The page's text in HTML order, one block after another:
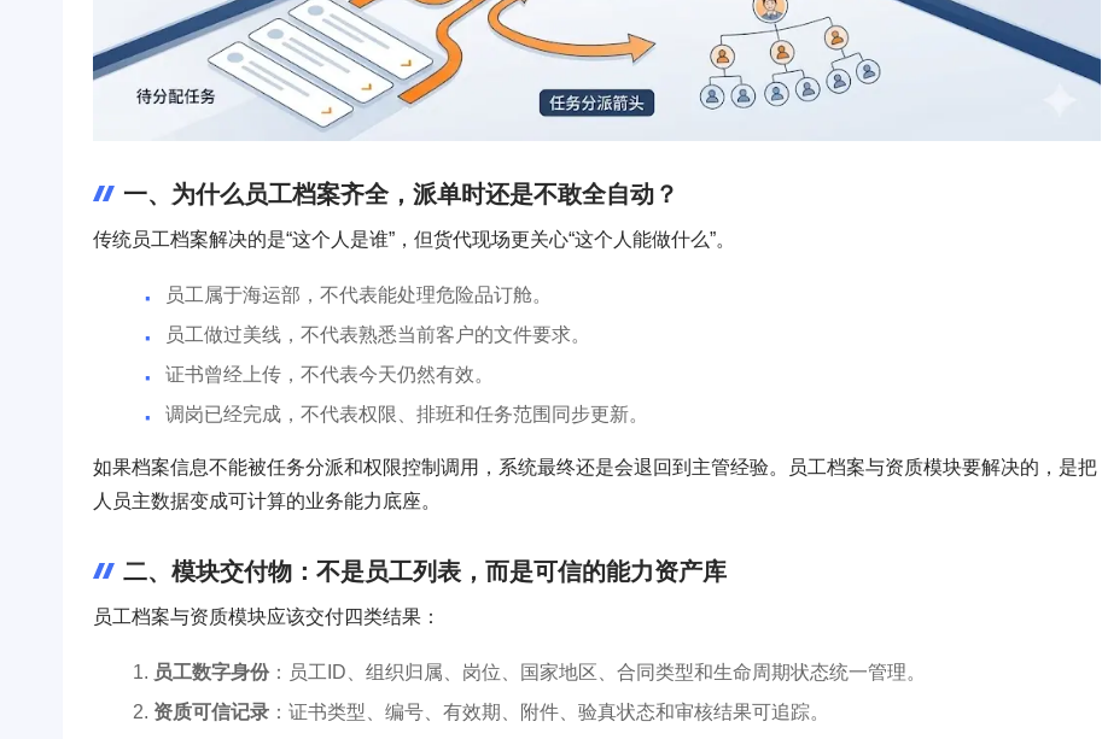
一、为什么员工档案齐全，派单时还是不敢全自动？
传统员工档案解决的是“这个人是谁”，但货代现场更关心“这个人能做什么”。
员工属于海运部，不代表能处理危险品订舱。
员工做过美线，不代表熟悉当前客户的文件要求。
证书曾经上传，不代表今天仍然有效。
调岗已经完成，不代表权限、排班和任务范围同步更新。
如果档案信息不能被任务分派和权限控制调用，系统最终还是会退回到主管经验。员工档案与资质模块要解决的，是把
人员主数据变成可计算的业务能力底座。
二、模块交付物：不是员工列表，而是可信的能力资产库
员工档案与资质模块应该交付四类结果：
员工数字身份：员工ID、组织归属、岗位、国家地区、合同类型和生命周期状态统一管理。
资质可信记录 ：证书类型、编号、有效期、附件、验真状态和审核结果可追踪。